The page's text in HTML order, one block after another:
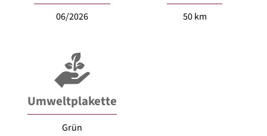
06/2026 50 km
Umweltplakette
Grün